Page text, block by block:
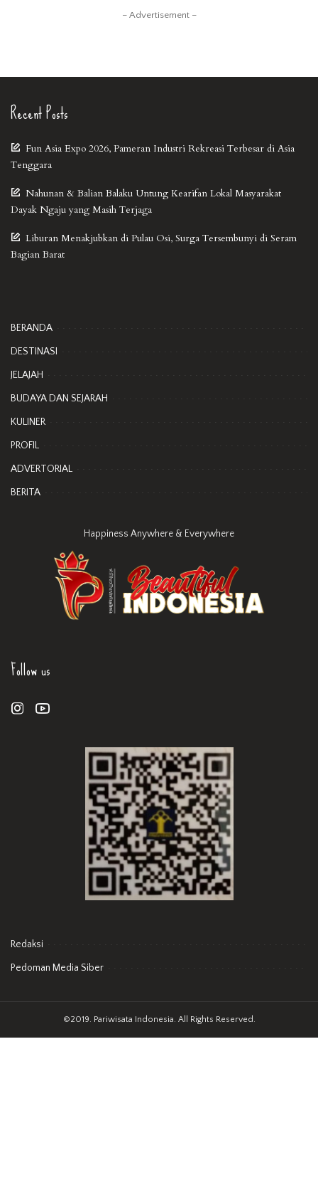
– Advertisement –
Recent Posts
Fun Asia Expo 2026, Pameran Industri Rekreasi Terbesar di Asia
Tenggara
Nahunan & Balian Balaku Untung Kearifan Lokal Masyarakat
Dayak Ngaju yang Masih Terjaga
Liburan Menakjubkan di Pulau Osi, Surga Tersembunyi di Seram
Bagian Barat
BERANDA
DESTINASI
JELAJAH
BUDAYA DAN SEJARAH
KULINER
PROFIL
ADVERTORIAL
BERITA
Happiness Anywhere & Everywhere
Follow us
Redaksi
Pedoman Media Siber
©2019. Pariwisata Indonesia. All Rights Reserved.